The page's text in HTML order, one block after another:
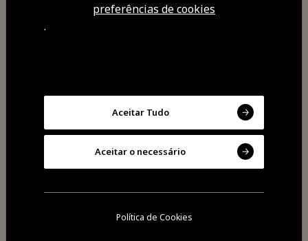
2026 Todos os direitos reservados
preferências de cookies
.
Aceitar Tudo
Aceitar o necessário
Política de Cookies